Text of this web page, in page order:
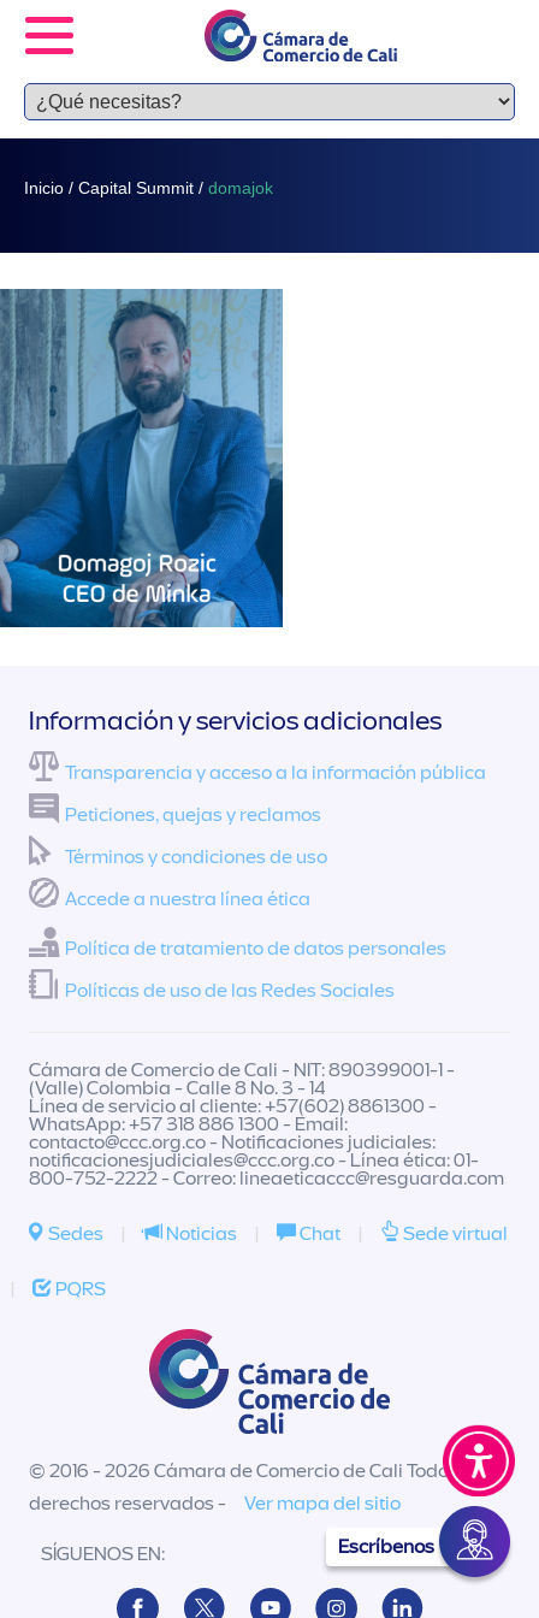
Inicio / Capital Summit / domajok
Escríbenos
Información y servicios adicionales
Transparencia y acceso a la información pública
Peticiones, quejas y reclamos
Términos y condiciones de uso
Accede a nuestra línea ética
Política de tratamiento de datos personales
Políticas de uso de las Redes Sociales
Cámara de Comercio de Cali - NIT: 890399001-1 -
(Valle) Colombia - Calle 8 No. 3 - 14
Línea de servicio al cliente: +57(602) 8861300 -
WhatsApp: +57 318 886 1300 - Email:
contacto@ccc.org.co- Notificaciones judiciales:
notificacionesjudiciales@ccc.org.co- Línea ética: 01-
800-752-2222 - Correo: lineaeticaccc@resguarda.com
Sedes | Noticias | Chat | Sede virtual
| PQRS
© 2016 - 2026 Cámara de Comercio de Cali Todos los
derechos reservados -
Ver mapa del sitio
SÍGUENOS EN: